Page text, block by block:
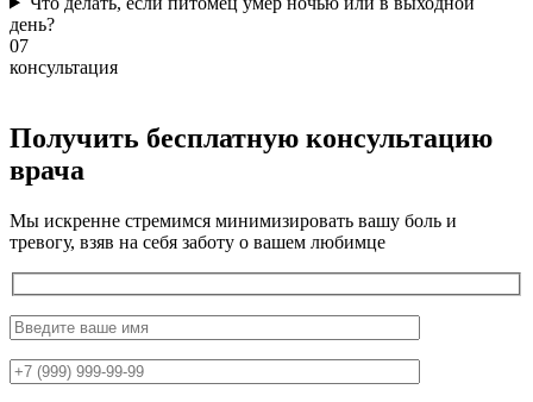
день?
07
консультация
Получить бесплатную консультацию
врача
Мы искренне стремимся минимизировать вашу боль и
тревогу, взяв на себя заботу о вашем любимце